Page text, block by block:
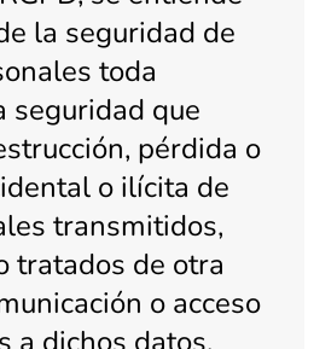
la seguridad de
toda
seguridad que
pérdida o
o ilícita de
transmitidos,
tratados de otra
o acceso